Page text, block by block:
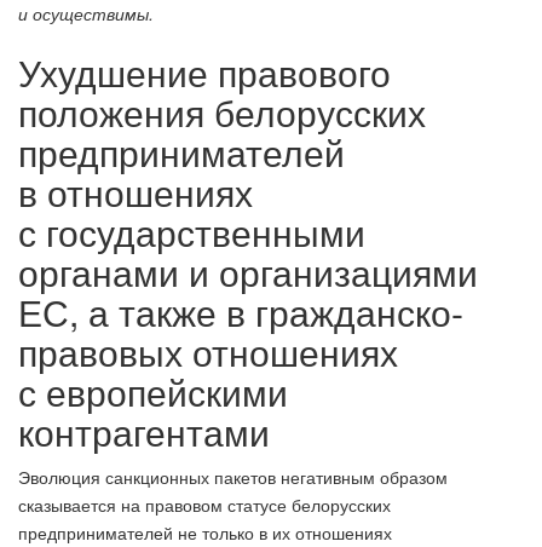
и осуществимы.
Ухудшение правового
положения белорусских
предпринимателей
в отношениях
с государственными
органами и организациями
ЕС, а также в гражданско-
правовых отношениях
с европейскими
контрагентами
Эволюция санкционных пакетов негативным образом
сказывается на правовом статусе белорусских
предпринимателей не только в их отношениях